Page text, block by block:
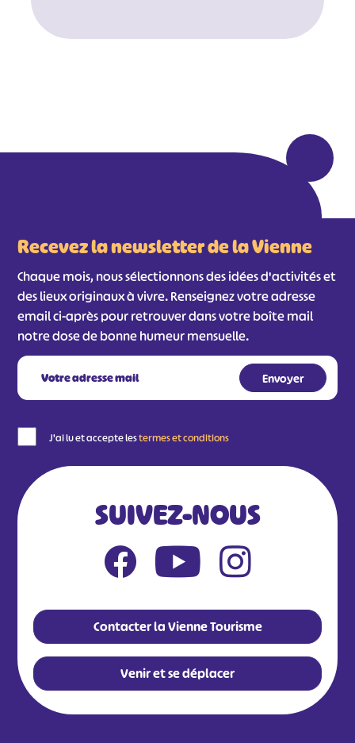
Recevez la newsletter de la Vienne
Chaque mois, nous sélectionnons des idées d'activités et
des lieux originaux à vivre. Renseignez votre adresse
email ci-après pour retrouver dans votre boîte mail
notre dose de bonne humeur mensuelle.
J'ai lu et accepte lestermes et conditions
SUIVEZ-NOUS
Contacter la Vienne Tourisme
Venir et se déplacer